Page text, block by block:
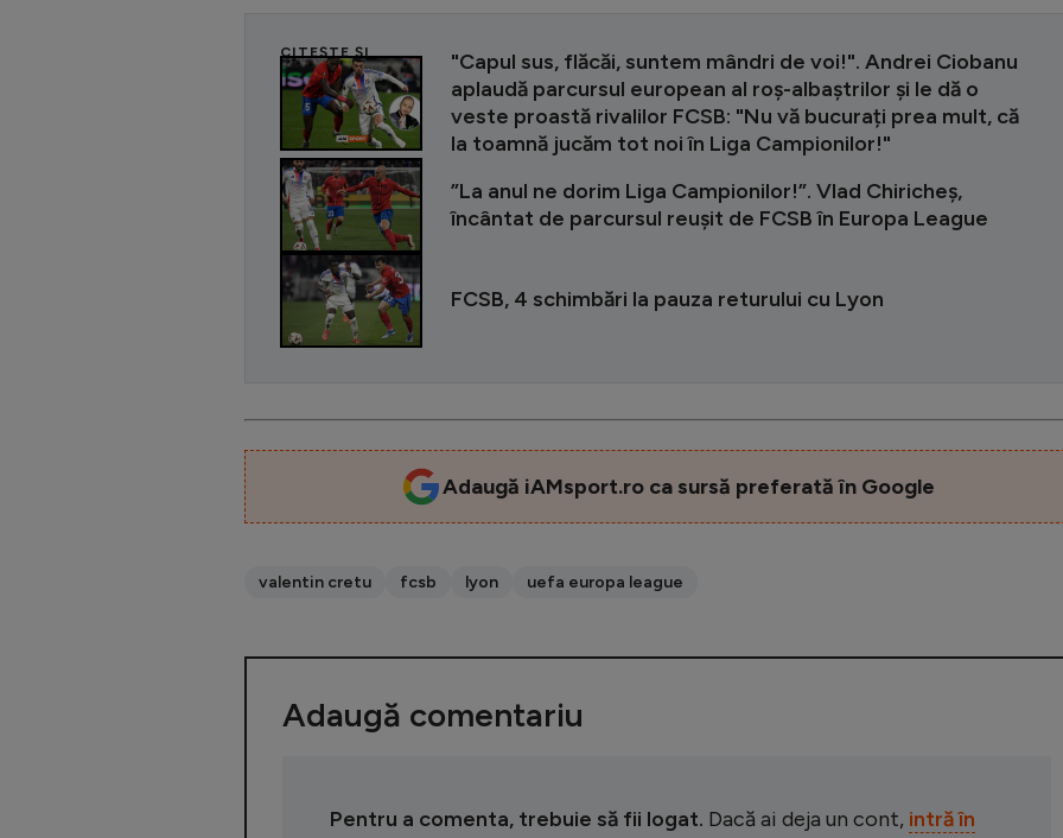
CITEȘTE ȘI
"Capul sus, flăcăi, suntem mândri de voi!". Andrei Ciobanu
aplaudă parcursul european al roș-albaștrilor și le dă o
veste proastă rivalilor FCSB: "Nu vă bucurați prea mult, că
la toamnă jucăm tot noi în Liga Campionilor!"
”La anul ne dorim Liga Campionilor!”. Vlad Chiricheș,
încântat de parcursul reușit de FCSB în Europa League
FCSB, 4 schimbări la pauza returului cu Lyon
Adaugă iAMsport.ro ca sursă preferată în Google
valentin cretu fcsb lyon uefa europa league
Adaugă comentariu
Pentru a comenta, trebuie să fii logat. Dacă ai deja un cont, intră în